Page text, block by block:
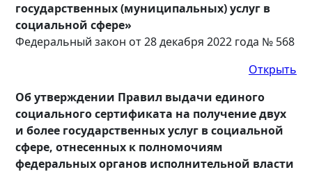
государственных (муниципальных) услуг в
социальной сфере»
Федеральный закон от 28 декабря 2022 года № 568
Открыть
Об утверждении Правил выдачи единого
социального сертификата на получение двух
и более государственных услуг в социальной
сфере, отнесенных к полномочиям
федеральных органов исполнительной власти